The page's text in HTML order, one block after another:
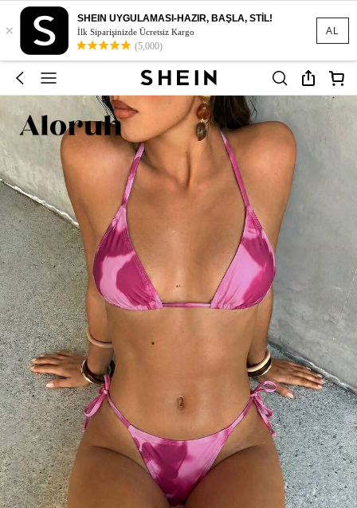
AL
×
SHEIN UYGULAMASI-HAZIR, BAŞLA, STİL!
İlk Siparişinizde Ücretsiz Kargo
(5,000)